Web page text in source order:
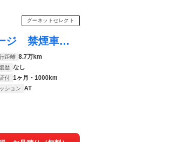
グーネットセレクト
クラウン ロイヤルサルーン アニバーサリーパッケージ 禁煙車 後期モデル ウッドコンビステアリング パワーシート イエローフォグ クルーズコントロール ＣＤ再生 後期モデル ウッドコンビステアリング パワーシート イエローフォグ クルーズコントロール
距離 8.7万km
歴 なし
付 1ヶ月・1000km
ション AT